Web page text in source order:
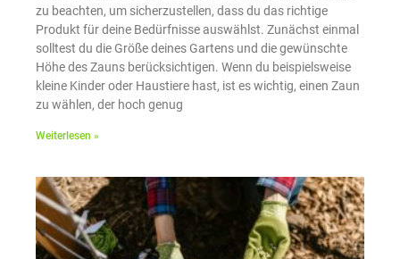
zu beachten, um sicherzustellen, dass du das richtige
Produkt für deine Bedürfnisse auswählst. Zunächst einmal
solltest du die Größe deines Gartens und die gewünschte
Höhe des Zauns berücksichtigen. Wenn du beispielsweise
kleine Kinder oder Haustiere hast, ist es wichtig, einen Zaun
zu wählen, der hoch genug
Weiterlesen »